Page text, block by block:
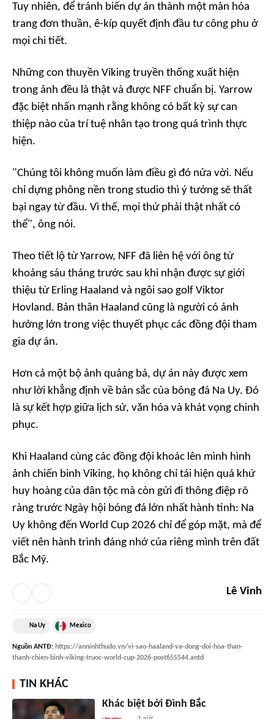
Tuy nhiên, để tránh biến dự án thành một màn hóa
trang đơn thuần, ê-kíp quyết định đầu tư công phu ở
mọi chi tiết.
Những con thuyền Viking truyền thống xuất hiện
trong ảnh đều là thật và được NFF chuẩn bị. Yarrow
đặc biệt nhấn mạnh rằng không có bất kỳ sự can
thiệp nào của trí tuệ nhân tạo trong quá trình thực
hiện.
"Chúng tôi không muốn làm điều gì đó nửa vời. Nếu
chỉ dựng phông nền trong studio thì ý tưởng sẽ thất
bại ngay từ đầu. Vì thế, mọi thứ phải thật nhất có
thể", ông nói.
Theo tiết lộ từ Yarrow, NFF đã liên hệ với ông từ
khoảng sáu tháng trước sau khi nhận được sự giới
thiệu từ Erling Haaland và ngôi sao golf Viktor
Hovland. Bản thân Haaland cũng là người có ảnh
hưởng lớn trong việc thuyết phục các đồng đội tham
gia dự án.
Hơn cả một bộ ảnh quảng bá, dự án này được xem
như lời khẳng định về bản sắc của bóng đá Na Uy. Đó
là sự kết hợp giữa lịch sử, văn hóa và khát vọng chinh
phục.
Khi Haaland cùng các đồng đội khoác lên mình hình
ảnh chiến binh Viking, họ không chỉ tái hiện quá khứ
huy hoàng của dân tộc mà còn gửi đi thông điệp rõ
ràng trước Ngày hội bóng đá lớn nhất hành tinh: Na
Uy không đến World Cup 2026 chỉ để góp mặt, mà để
viết nên hành trình đáng nhớ của riêng mình trên đất
Bắc Mỹ.
Lê Vinh
Na Uy Mexico
Nguồn ANTĐ: https://anninhthudo.vn/vi-sao-haaland-va-dong-doi-hoa-than-
thanh-chien-binh-viking-truoc-world-cup-2026-post655544.antd
TIN KHÁC
Khác biệt bởi Đình Bắc